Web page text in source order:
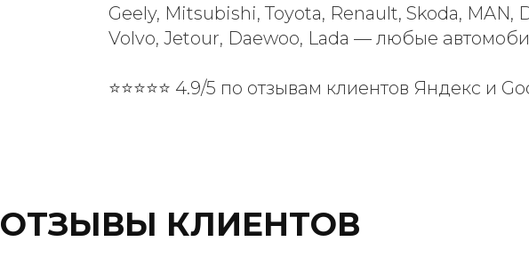
Geely, Mitsubishi, Toyota, Renault, Skoda, MAN,
Volvo, Jetour, Daewoo, Lada — любые
⭐⭐⭐⭐⭐ 4.9/5 по отзывам клиентов Яндекс и
ОТЗЫВЫ КЛИЕНТОВ